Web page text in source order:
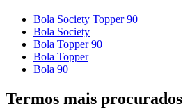
Bola Society Topper 90
Bola Society
Bola Topper 90
Bola Topper
Bola 90
Termos mais procurados